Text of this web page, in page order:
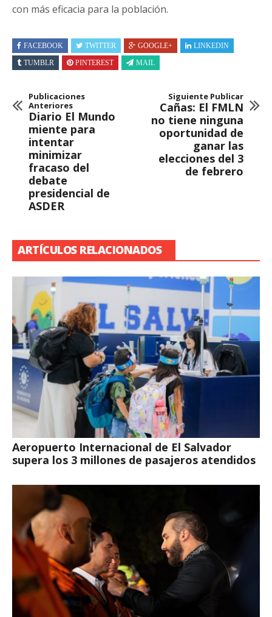
con más eficacia para la población.
FACEBOOK TWITTER GOOGLE+
LINKEDIN
TUMBLR
PINTEREST MAIL
Publicaciones
Anteriores
Diario El Mundo
miente para
intentar
minimizar
fracaso del
debate
presidencial de
ASDER
Siguiente Publicar
Cañas: El FMLN
no tiene ninguna
oportunidad de
ganar las
elecciones del 3
de febrero
ARTÍCULOS RELACIONADOS
Aeropuerto Internacional de El Salvador
supera los 3 millones de pasajeros atendidos